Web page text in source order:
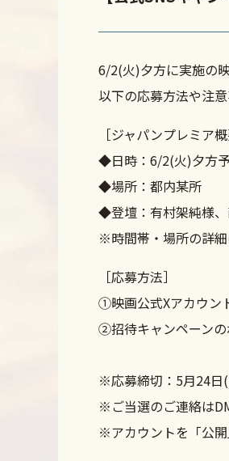
6/2(火)夕方に実施の
以下の応募方法や注
［ジャパンプレミア概
◆日時：6/2(火)夕方
◆場所：都内某所
◆登壇：有村架純様
※時間帯・場所の詳
［応募方法］
①映画公式Xアカウン
②招待キャンペーン
※応募締切：5月24日
※ご当選のご連絡は
※アカウントを「公開